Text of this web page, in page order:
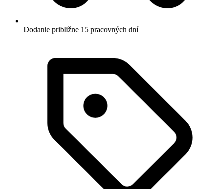
Dodanie približne 15 pracovných dní